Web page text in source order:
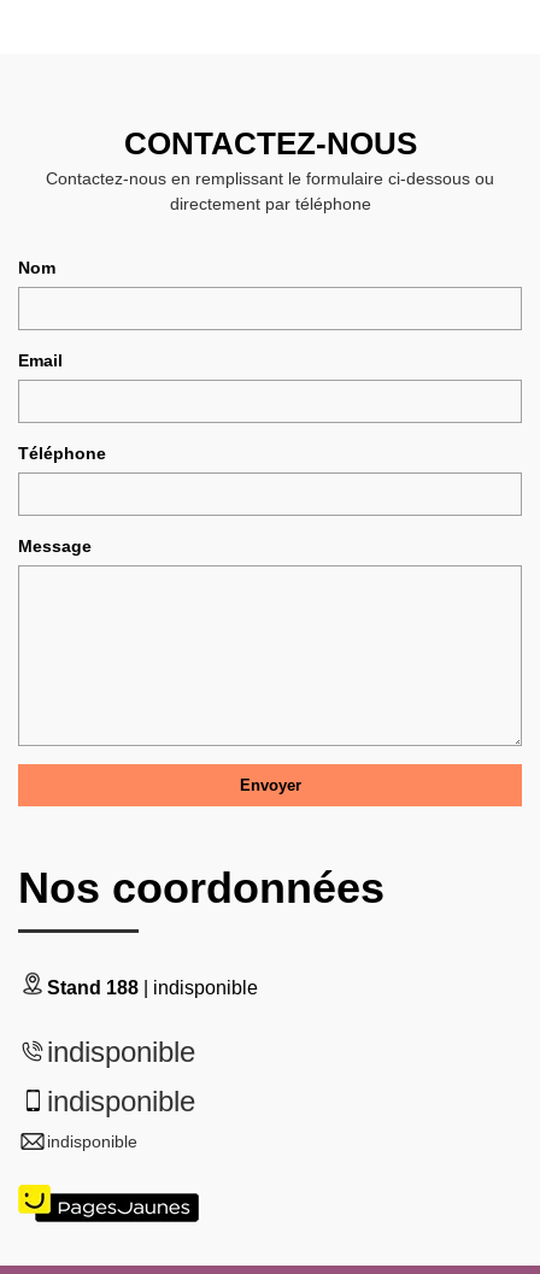
CONTACTEZ-NOUS
Contactez-nous en remplissant le formulaire ci-dessous ou
directement par téléphone
Nom
Email
Téléphone
Message
Nos coordonnées
Stand 188 | indisponible
indisponible
indisponible
indisponible